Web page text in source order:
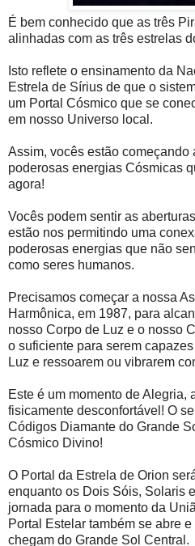
É bem conhecido que as três
alinhadas com as três estrelas
Isto reflete o ensinamento da
Estrela de Sírius de que o
um Portal Cósmico que se
em nosso Universo local.
Assim, vocês estão começando
poderosas energias Cósmicas
agora!
Vocês podem sentir as
estão nos permitindo uma
poderosas energias que não
como seres humanos.
Precisamos começar a nossa
Harmônica, em 1987, para
nosso Corpo de Luz e o nosso
o suficiente para serem
Luz e ressoarem ou vibrarem
Este é um momento de Alegria,
fisicamente desconfortável! O
Códigos Diamante do Grande
Cósmico Divino!
O Portal da Estrela de Orion
enquanto os Dois Sóis, Solaris
jornada para o momento da
Portal Estelar também se abre
chegam do Grande Sol Central.